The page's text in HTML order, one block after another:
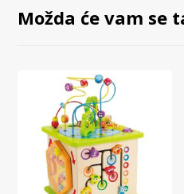
Možda će vam se